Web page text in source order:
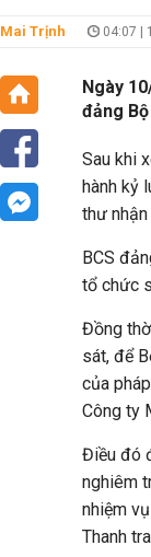
Mai Trịnh 04:07 |
Ngày
đảng
Sau khi
hành kỷ
thư nhận
BCS
tổ chức
Đồng
sát, để
của
Công ty
Điều đó
nghiêm
nhiệm
Thanh